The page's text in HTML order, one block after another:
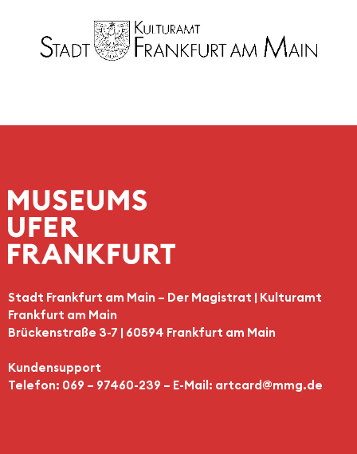
Stadt Frankfurt am Main – Der Magistrat | Kulturamt
Frankfurt am Main
Brückenstraße 3-7 | 60594 Frankfurt am Main
Kundensupport
Telefon: 069 – 97460-239 – E-Mail: artcard@mmg.de